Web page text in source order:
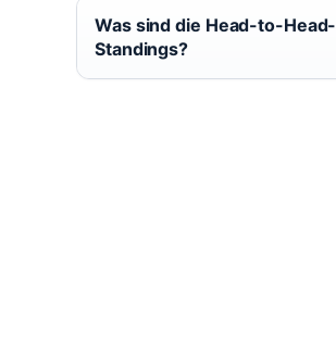
Was sind die Head-to-Head-
Standings?